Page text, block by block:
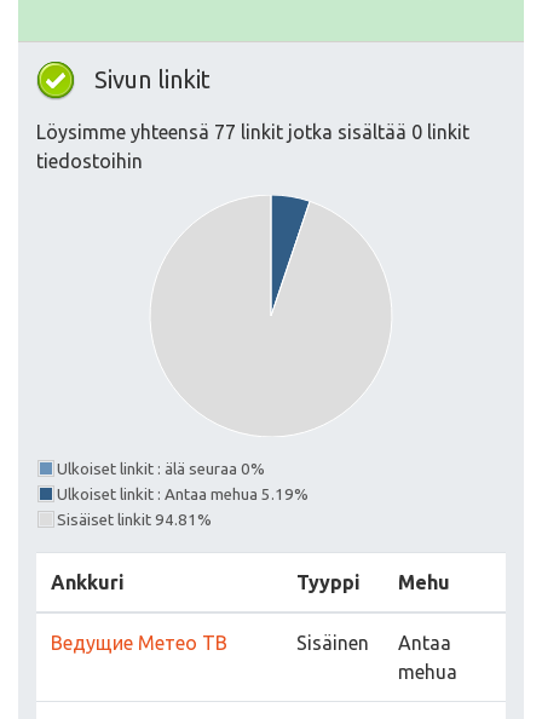
Sivun linkit
Löysimme yhteensä 77 linkit jotka sisältää 0 linkit
tiedostoihin
Ulkoiset linkit : älä seuraa 0%
Ulkoiset linkit : Antaa mehua 5.19%
Sisäiset linkit 94.81%
Ankkuri Tyyppi Mehu
Ведущие Метео ТВ Sisäinen
Antaa
mehua